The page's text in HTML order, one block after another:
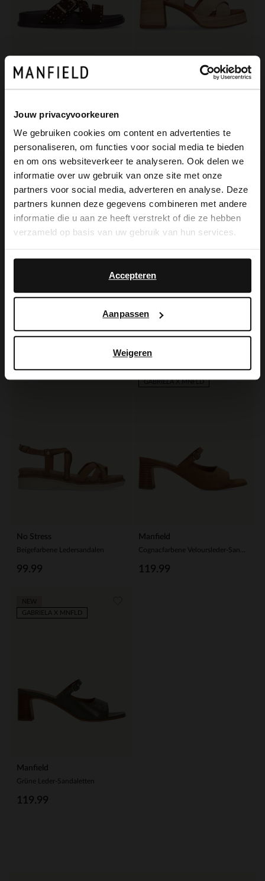
Jouw privacyvoorkeuren
We gebruiken cookies om content en advertenties te
personaliseren, om functies voor social media te bieden
en om ons websiteverkeer te analyseren. Ook delen we
informatie over uw gebruik van onze site met onze
partners voor social media, adverteren en analyse. Deze
partners kunnen deze gegevens combineren met andere
informatie die u aan ze heeft verstrekt of die ze hebben
verzameld op basis van uw gebruik van hun services.
Accepteren
Aanpassen
Weigeren
Manfield
Braune Veloursleder-Sandalen mit Nieten Beigefarbene Veloursleder-Sandaletten mit Blockabsatz
Beigefarbene Veloursleder-Sandaletten mit Blockabsatz
109.99
NEW
119.99
No Stress
Beigefarbene Ledersandalen
99.99
NEW
Manfield
119.99
NEW
GABRIELA X MNFLD
Manfield
Grüne Leder-Sandaletten
119.99
GABRIELA X MNFLD
×
View this website in English?
It looks like your language isn't Dutch. Would
you like to switch to English?
English